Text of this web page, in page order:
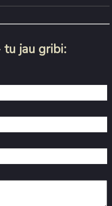
tu jau gribi: